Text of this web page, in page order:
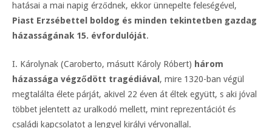
hatásai a mai napig érződnek, ekkor ünnepelte feleségével,
Piast Erzsébettel boldog és minden tekintetben gazdag
házasságának 15. évfordulóját.
I. Károlynak (Caroberto, másutt Károly Róbert) három
házassága végződött tragédiával , mire 1320-ban végül
megtalálta élete párját, akivel 22 éven át éltek együtt, s aki jóval
többet jelentett az uralkodó mellett, mint reprezentációt és
családi kapcsolatot a lengyel királyi vérvonallal.